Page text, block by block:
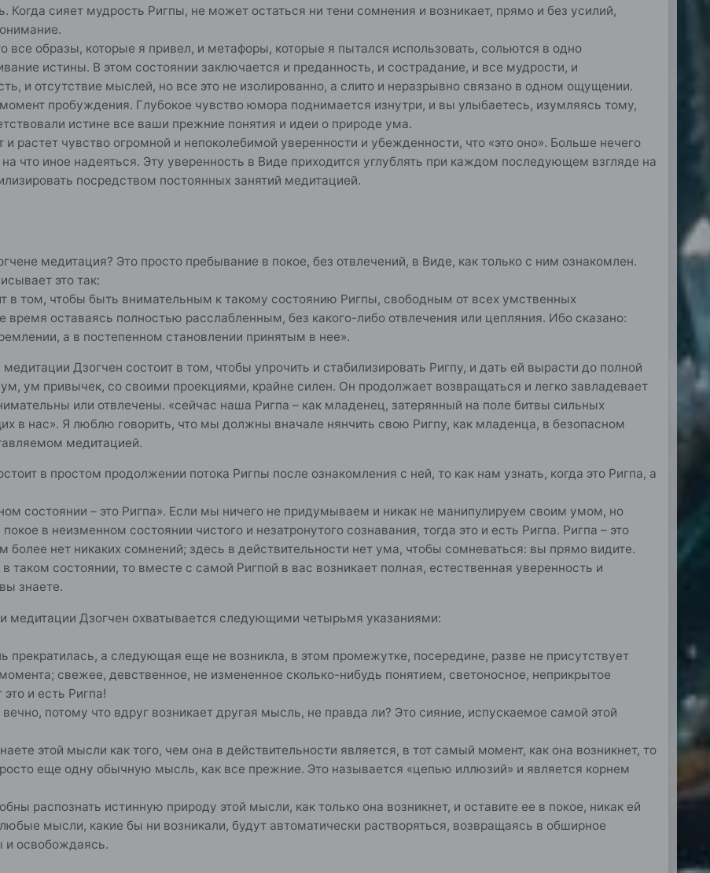
Когда сияет мудрость Ригпы, не может остаться ни тени сомнения и возникает, прямо и без усилий,
все образы, которые я привел, и метафоры, которые я пытался использовать, сольются в одно
истины. В этом состоянии заключается и преданность, и сострадание, и все мудрости, и
и отсутствие мыслей, но все это не изолированно, а слито и неразрывно связано в одном ощущении.
пробуждения. Глубокое чувство юмора поднимается изнутри, и вы улыбаетесь, изумляясь тому,
истине все ваши прежние понятия и идеи о природе ума.
и растет чувство огромной и непоколебимой уверенности и убежденности, что «это оно». Больше нечего
что иное надеяться. Эту уверенность в Виде приходится углублять при каждом последующем взгляде на
посредством постоянных занятий медитацией.
медитация? Это просто пребывание в покое, без отвлечений, в Виде, как только с ним ознакомлен.
это так:
в том, чтобы быть внимательным к такому состоянию Ригпы, свободным от всех умственных
время оставаясь полностью расслабленным, без какого-либо отвлечения или цепляния. Ибо сказано:
а в постепенном становлении принятым в нее».
Дзогчен состоит в том, чтобы упрочить и стабилизировать Ригпу, и дать ей вырасти до полной
ум привычек, со своими проекциями, крайне силен. Он продолжает возвращаться и легко завладевает
или отвлечены. «сейчас наша Ригпа – как младенец, затерянный на поле битвы сильных
в нас». Я люблю говорить, что мы должны вначале нянчить свою Ригпу, как младенца, в безопасном
медитацией.
в простом продолжении потока Ригпы после ознакомления с ней, то как нам узнать, когда это Ригпа, а
состоянии – это Ригпа». Если мы ничего не придумываем и никак не манипулируем своим умом, но
в неизменном состоянии чистого и незатронутого сознавания, тогда это и есть Ригпа. Ригпа – это
более нет никаких сомнений; здесь в действительности нет ума, чтобы сомневаться: вы прямо видите.
таком состоянии, то вместе с самой Ригпой в вас возникает полная, естественная уверенность и
знаете.
медитации Дзогчен охватывается следующими четырьмя указаниями:
прекратилась, а следующая еще не возникла, в этом промежутке, посередине, разве не присутствует
свежее, девственное, не измененное сколько-нибудь понятием, светоносное, неприкрытое
и есть Ригпа!
потому что вдруг возникает другая мысль, не правда ли? Это сияние, испускаемое самой этой
этой мысли как того, чем она в действительности является, в тот самый момент, как она возникнет, то
еще одну обычную мысль, как все прежние. Это называется «цепью иллюзий» и является корнем
распознать истинную природу этой мысли, как только она возникнет, и оставите ее в покое, никак ей
мысли, какие бы ни возникали, будут автоматически растворяться, возвращаясь в обширное
и освобождаясь.